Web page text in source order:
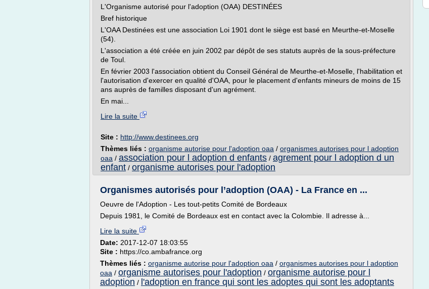
L'Organisme autorisé pour l'adoption (OAA) DESTINÉES
Bref historique
L'OAA Destinées est une association Loi 1901 dont le siège est basé en Meurthe-et-Moselle
(54).
L'association a été créée en juin 2002 par dépôt de ses statuts auprès de la sous-préfecture
de Toul.
En février 2003 l'association obtient du Conseil Général de Meurthe-et-Moselle, l'habilitation et
l'autorisation d'exercer en qualité d'OAA, pour le placement d'enfants mineurs de moins de 15
ans auprès de familles disposant d'un agrément.
En mai...
Lire la suite
Site : http://www.destinees.org
Thèmes liés : organisme autorise pour l'adoption oaa / organismes autorises pour l adoption
oaa / association pour l adoption d enfants / agrement pour l adoption d un
enfant / organisme autorises pour l'adoption
Organismes autorisés pour l’adoption (OAA) - La France en ...
Oeuvre de l'Adoption - Les tout-petits Comité de Bordeaux
Depuis 1981, le Comité de Bordeaux est en contact avec la Colombie. Il adresse à...
Lire la suite
Date: 2017-12-07 18:03:55
Site : https://co.ambafrance.org
Thèmes liés : organisme autorise pour l'adoption oaa / organismes autorises pour l adoption
oaa / organisme autorises pour l'adoption / organisme autorise pour l
adoption / l'adoption en france qui sont les adoptes qui sont les adoptants